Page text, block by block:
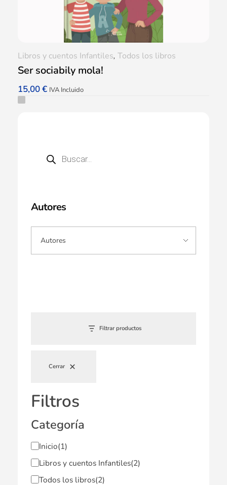
Ser sociabily mola!
15,00€ IVA Incluido
Libros y cuentos Infantiles, Todos los libros
Autores
Filtrar productos
Cerrar
Filtros
Categoría
Inicio(1)
Libros y cuentos Infantiles(2)
Todos los libros(2)